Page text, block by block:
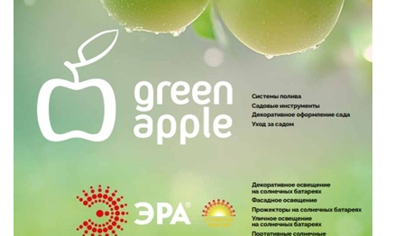
КАБЕЛЕНЕСУЩИЕ СИСТЕМЫ
КАБЕЛЬ
КЛЕЙКИЕ ЛЕНТЫ
ЛИНЕЙНЫЕ СВЕТОДИОДНЫЕ
СВЕТИЛЬНИКИ